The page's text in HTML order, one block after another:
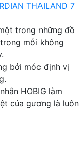
THAILAND 7
trong những đồ
mỗi không
bởi móc định vị
HOBIG làm
của gương là luôn